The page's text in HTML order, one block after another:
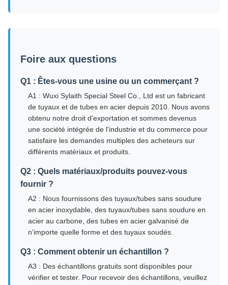
Foire aux questions
Q1 : Êtes-vous une usine ou un commerçant ?
A1 : Wuxi Sylaith Special Steel Co., Ltd est un fabricant
de tuyaux et de tubes en acier depuis 2010. Nous avons
obtenu notre droit d'exportation et sommes devenus
une société intégrée de l'industrie et du commerce pour
satisfaire les demandes multiples des acheteurs sur
différents matériaux et produits.
Q2 : Quels matériaux/produits pouvez-vous
fournir ?
A2 : Nous fournissons des tuyaux/tubes sans soudure
en acier inoxydable, des tuyaux/tubes sans soudure en
acier au carbone, des tubes en acier galvanisé de
n'importe quelle forme et des tuyaux soudés.
Q3 : Comment obtenir un échantillon ?
A3 : Des échantillons gratuits sont disponibles pour
vérifier et tester. Pour recevoir des échantillons, veuillez